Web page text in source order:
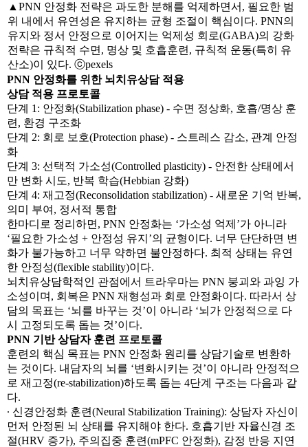
▲PNN 안정화 전략은 과도한 분해를 억제하면서, 필요한 범
위 내에서 유연성은 유지하는 균형 조절이 핵심이다. PNN의
유지와 정서 안정으로 이어지는 억제성 회로(GABA)의 강화
전략은 규칙적 수면, 명상 및 호흡훈련, 규칙적 운동(특히 유
산소)이 있다. ⓒpexels
PNN 안정화를 위한 뇌치유상담 적용
상담 적용 프로토콜
단계 1: 안정화(Stabilization phase) - 수면 정상화, 호흡/명상 훈
련, 환경 구조화
단계 2: 회로 보호(Protection phase) - 스트레스 감소, 관계 안정
화
단계 3: 선택적 가소성(Controlled plasticity) - 안전한 상태에서
만 변화 시도, 반복 학습(Hebbian 강화)
단계 4: 재고정(Reconsolidation stabilization) - 새로운 기억 반복,
의미 부여, 정서적 통합
한마디로 정리하면, PNN 안정화는 ‘가소성 억제’가 아니라
‘필요한 가소성 + 안정성 유지’의 균형이다. 너무 단단하면 변
화가 불가능하고 너무 약하면 불안정하다. 최적 상태는 유연
한 안정성(flexible stability)이다.
뇌치유상담학적인 관점에서 트라우마는 PNN 붕괴와 과잉 가
소성이며, 회복은 PNN 재형성과 회로 안정화이다. 따라서 상
담의 목표는 ‘뇌를 바꾸는 것’이 아니라 ‘뇌가 안정적으로 다
시 고정되도록 돕는 것’이다.
PNN 기반 상담자 훈련 프로토콜
훈련의 핵심 목표는 PNN 안정화 원리를 상담기술로 변환하
는 것이다. 내담자의 뇌를 ‘변화시키는 것’이 아니라 안정적으
로 재고정(re-stabilization)하도록 돕는 4단계 구조는 다음과 같
다.
∙ 신경안정화 훈련(Neural Stabilization Training): 상담자 자신이
먼저 안정된 뇌 상태를 유지해야 한다. 호흡기반 자율신경 조
절(HRV 증가), 주의집중 훈련(mPFC 안정화), 감정 반응 지연